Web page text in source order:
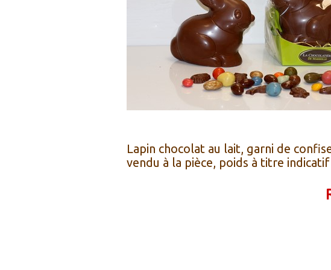
Lapin chocolat au lait, garni de
vendu à la pièce, poids à titre